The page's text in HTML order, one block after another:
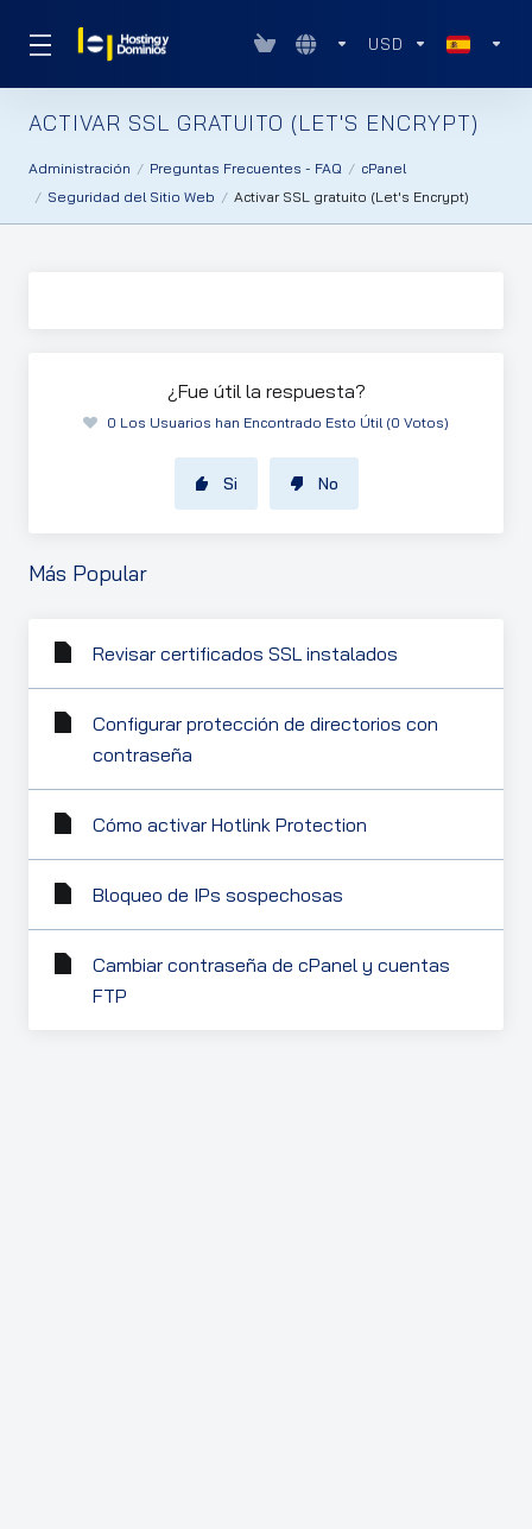
USD
ACTIVAR SSL GRATUITO (LET'S ENCRYPT)
Administración Preguntas Frecuentes - FAQ
cPanel
Seguridad del Sitio Web
Activar SSL gratuito (Let's Encrypt)
¿Fue útil la respuesta?
0 Los Usuarios han Encontrado Esto Útil (0 Votos)
Si No
Más Popular
Revisar certificados SSL instalados
Configurar protección de directorios con
contraseña
Cómo activar Hotlink Protection
Bloqueo de IPs sospechosas
Cambiar contraseña de cPanel y cuentas
FTP